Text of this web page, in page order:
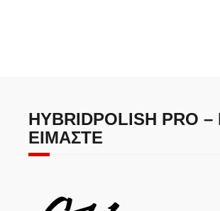
HYBRIDPOLISH PRO –
ΕΊΜΑΣΤΕ